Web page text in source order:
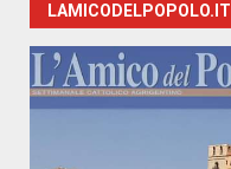
LAMICODELPOPOLO.IT